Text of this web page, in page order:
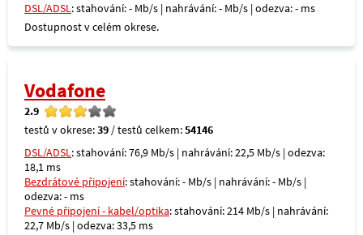
DSL/ADSL: stahování: - Mb/s | nahrávání: - Mb/s | odezva: - ms
Dostupnost v celém okrese.
Vodafone
2.9
testů v okrese:39 / testů celkem:54146
DSL/ADSL: stahování: 76,9 Mb/s | nahrávání: 22,5 Mb/s | odezva:
18,1 ms
Bezdrátové připojení: stahování: - Mb/s | nahrávání: - Mb/s |
odezva: - ms
Pevné připojení - kabel/optika: stahování: 214 Mb/s | nahrávání:
22,7 Mb/s | odezva: 33,5 ms